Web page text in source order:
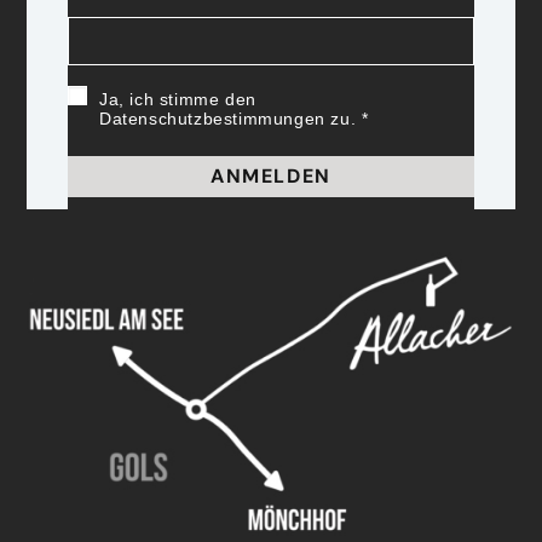
Ja, ich stimme den
Datenschutzbestimmungen zu.
ANMELDEN